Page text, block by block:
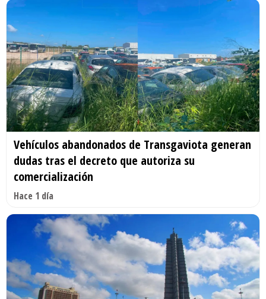
Vehículos abandonados de Transgaviota generan
dudas tras el decreto que autoriza su
comercialización
Hace 1 día